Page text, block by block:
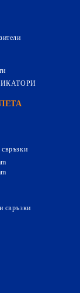
свръзки
свръзки